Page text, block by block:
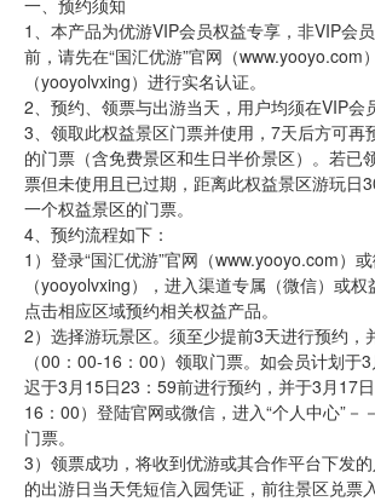
1、本产品为优游VIP会员权益专享，非VIP会
前，请先在“国汇优游”官网（www.yooyo.com
（yooyolvxing）进行实名认证。
2、预约、领票与出游当天，用户均须在VIP会
3、领取此权益景区门票并使用，7天后方可再
的门票（含免费景区和生日半价景区）。若已
票但未使用且已过期，距离此权益景区游玩日
一个权益景区的门票。
4、预约流程如下：
1）登录“国汇优游”官网（www.yooyo.com）
（yooyolvxing），进入渠道专属（微信）或权
点击相应区域预约相关权益产品。
2）选择游玩景区。须至少提前3天进行预约，
（00：00-16：00）领取门票。如会员计划于
迟于3月15日23：59前进行预约，并于3月17
16：00）登陆官网或微信，进入“个人中心”－
门票。
3）领票成功，将收到优游或其合作平台下发
的出游日当天凭短信入园凭证，前往景区兑票入